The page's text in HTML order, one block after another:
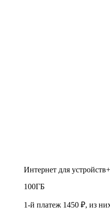
Интернет для устройств+
100ГБ
1-й платеж 1450 ₽, из